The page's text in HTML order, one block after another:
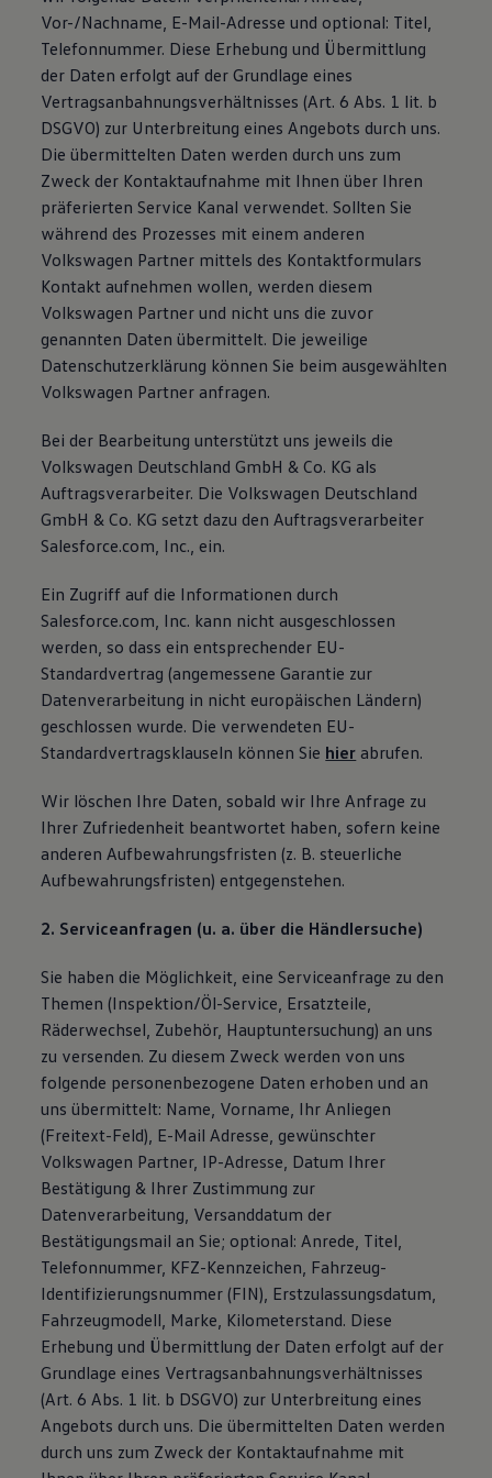
Volkswagen Apps, Login und Shop
Handy und Fahrzeug verbinden
Updates für Software, Karten und Radio
Über Ihr Auto
Vorgängermodelle
Kundeninformationen
Volkswagen Kundenbetreuung
Warn- und Kontrollleuchten
Assistenzsysteme
Digitale Betriebsanleitung
Live Beratung
Magazin
Lifestyle
Transport
Familie
Elektromobilität
Volkswagen R
Pannen- und Unfallhilfe
Volkswagen Kundenbetreuung
Vor-/Nachname, E-Mail-Adresse und optional: Titel,
Telefonnummer. Diese Erhebung und Übermittlung
der Daten erfolgt auf der Grundlage eines
Vertragsanbahnungsverhältnisses (Art. 6 Abs. 1 lit. b
DSGVO) zur Unterbreitung eines Angebots durch uns.
Die übermittelten Daten werden durch uns zum
Zweck der Kontaktaufnahme mit Ihnen über Ihren
präferierten Service Kanal verwendet. Sollten Sie
während des Prozesses mit einem anderen
Volkswagen Partner mittels des Kontaktformulars
Kontakt aufnehmen wollen, werden diesem
Volkswagen Partner und nicht uns die zuvor
genannten Daten übermittelt. Die jeweilige
Datenschutzerklärung können Sie beim ausgewählten
Volkswagen Partner anfragen.
Bei der Bearbeitung unterstützt uns jeweils die
Volkswagen Deutschland GmbH & Co. KG als
Auftragsverarbeiter. Die Volkswagen Deutschland
GmbH & Co. KG setzt dazu den Auftragsverarbeiter
Salesforce.com, Inc., ein.
Ein Zugriff auf die Informationen durch
Salesforce.com, Inc. kann nicht ausgeschlossen
werden, so dass ein entsprechender EU-
Standardvertrag (angemessene Garantie zur
Datenverarbeitung in nicht europäischen Ländern)
geschlossen wurde. Die verwendeten EU-
Standardvertragsklauseln können Sie hier abrufen.
Wir löschen Ihre Daten, sobald wir Ihre Anfrage zu
Ihrer Zufriedenheit beantwortet haben, sofern keine
anderen Aufbewahrungsfristen (z. B. steuerliche
Aufbewahrungsfristen) entgegenstehen.
2. Serviceanfragen (u. a. über die Händlersuche)
Sie haben die Möglichkeit, eine Serviceanfrage zu den
Themen (Inspektion/Öl-Service, Ersatzteile,
Räderwechsel, Zubehör, Hauptuntersuchung) an uns
zu versenden. Zu diesem Zweck werden von uns
folgende personenbezogene Daten erhoben und an
uns übermittelt: Name, Vorname, Ihr Anliegen
(Freitext-Feld), E-Mail Adresse, gewünschter
Volkswagen Partner, IP-Adresse, Datum Ihrer
Bestätigung & Ihrer Zustimmung zur
Datenverarbeitung, Versanddatum der
Bestätigungsmail an Sie; optional: Anrede, Titel,
Telefonnummer, KFZ-Kennzeichen, Fahrzeug-
Identifizierungsnummer (FIN), Erstzulassungsdatum,
Fahrzeugmodell, Marke, Kilometerstand. Diese
Erhebung und Übermittlung der Daten erfolgt auf der
Grundlage eines Vertragsanbahnungsverhältnisses
(Art. 6 Abs. 1 lit. b DSGVO) zur Unterbreitung eines
Angebots durch uns. Die übermittelten Daten werden
durch uns zum Zweck der Kontaktaufnahme mit